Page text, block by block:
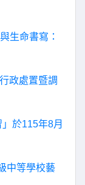
生命書寫：
政處置暨調
於115年8月
中等學校藝